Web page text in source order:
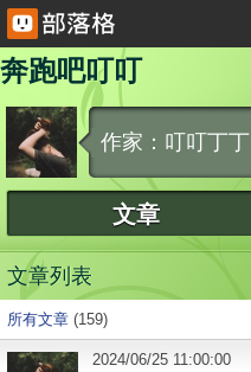
奔跑吧叮叮
作家：叮叮丁丁
文章
文章列表
所有文章 (159)
2024/06/25 11:00:00